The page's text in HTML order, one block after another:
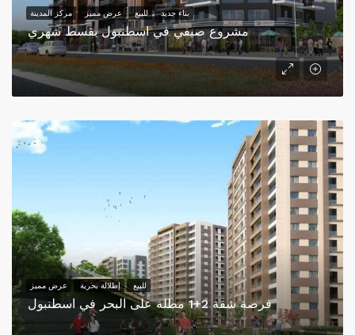
مشروع صيفي في اسطنبول بقسط شهري
بناء جديد للبيع عرض مميز مركز المدينة
فرصة شقة 2+1 مطلة على البحر في اسطنبول
للبيع إطلالة بحرية عرض مميز